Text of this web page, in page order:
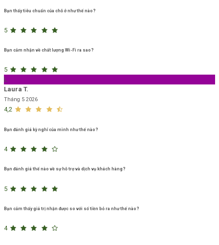
Bạn thấy tiêu chuẩn của chỗ ở như thế nào?
5
Bạn cảm nhận về chất lượng Wi-Fi ra sao?
5
L
Laura T.
Tháng 5 2026
4,2
Bạn đánh giá kỳ nghỉ của mình như thế nào?
4
Bạn đánh giá thế nào về sự hỗ trợ và dịch vụ khách hàng?
5
Bạn cảm thấy giá trị nhận được so với số tiền bỏ ra như thế nào?
4